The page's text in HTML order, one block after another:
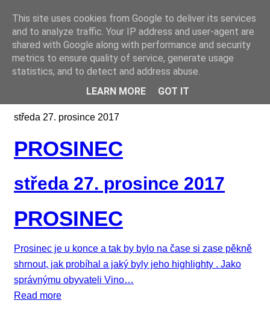
Online casino CZ
středa 27. prosince 2017
PROSINEC
středa 27. prosince 2017
PROSINEC
Prosinec je u konce a tak by bylo na čase si zase pěkně
shrnout, jak probíhal a jaký byly jeho highlighty . Jako
správnýmu obyvateli Vino…
Read more
This site uses cookies from Google to deliver its services
and to analyze traffic. Your IP address and user-agent are
shared with Google along with performance and security
metrics to ensure quality of service, generate usage
statistics, and to detect and address abuse.
LEARN MORE
GOT IT